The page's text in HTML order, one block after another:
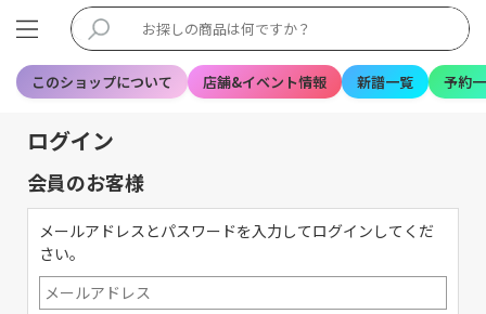
このショップについて 店舗&イベント情報 新譜一覧 予約
ログイン
会員のお客様
メールアドレスとパスワードを入力してログインしてくだ
さい。